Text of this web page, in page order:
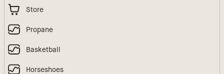
Store
Propane
Basketball
Horseshoes